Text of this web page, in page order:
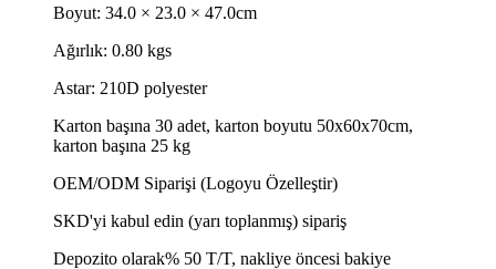
Boyut: 34.0 × 23.0 × 47.0cm
Ağırlık: 0.80 kgs
Astar: 210D polyester
Karton başına 30 adet, karton boyutu 50x60x70cm,
karton başına 25 kg
OEM/ODM Siparişi (Logoyu Özelleştir)
SKD'yi kabul edin (yarı toplanmış) sipariş
Depozito olarak% 50 T/T, nakliye öncesi bakiye